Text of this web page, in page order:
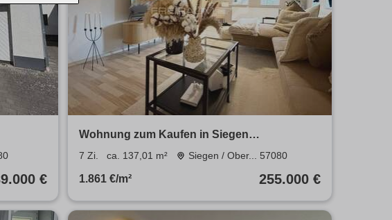
€
Wohnung zum Kaufen in Siegen
Oberschelden 255.000 € 137.01 m²
7 Zi. ca. 137,01 m² Siegen / Ober... 57080
1.861 €/m² 255.000 €